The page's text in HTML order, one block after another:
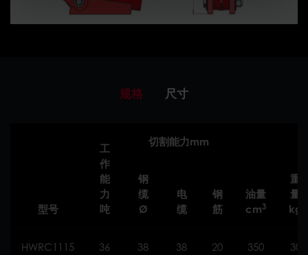
规格 尺寸
型号
工
作
能
力
吨
切割能力mm
油量
cm3
重
量
kg
钢
缆
Ø
电
缆
钢
筋
HWRC1115 36 38 38 20 350 30